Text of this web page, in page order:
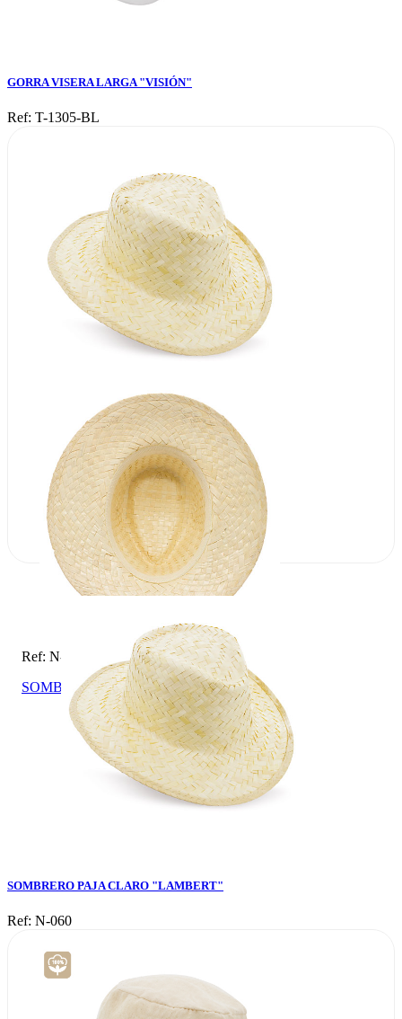
GORRA VISERA LARGA "VISIÓN"
Ref: T-1305-BL
Ref: N-060
SOMBRERO PAJA CLARO "LAMBERT"
SOMBRERO PAJA CLARO "LAMBERT"
Ref: N-060